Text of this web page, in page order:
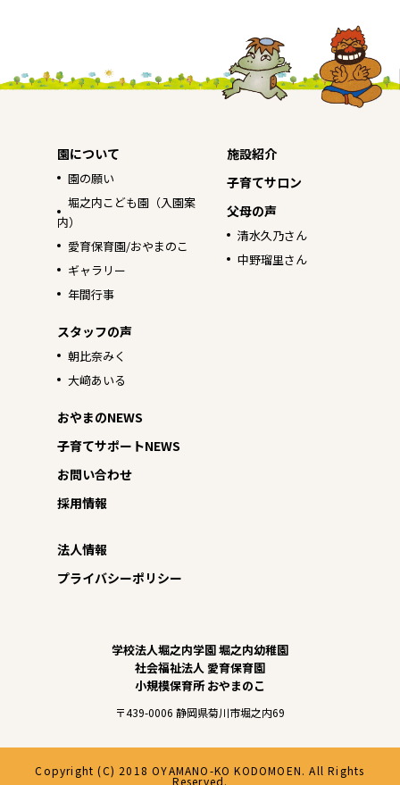
園について
園の願い
堀之内こども園（入園案
内）
愛育保育園/おやまのこ
ギャラリー
年間行事
施設紹介
子育てサロン
父母の声
清水久乃さん
中野瑠里さん
スタッフの声
朝比奈みく
大﨑あいる
おやまのNEWS
子育てサポートNEWS
お問い合わせ
採用情報
法人情報
プライバシーポリシー
学校法人堀之内学園 堀之内幼稚園
社会福祉法人 愛育保育園
小規模保育所 おやまのこ
〒439-0006 静岡県菊川市堀之内69
Copyright (C) 2018 OYAMANO-KO KODOMOEN. All Rights
Reserved.